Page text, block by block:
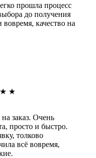
прошла процесс
до получения
качество на
★ ★
заказ. Очень
просто и быстро.
толково
всё вовремя,